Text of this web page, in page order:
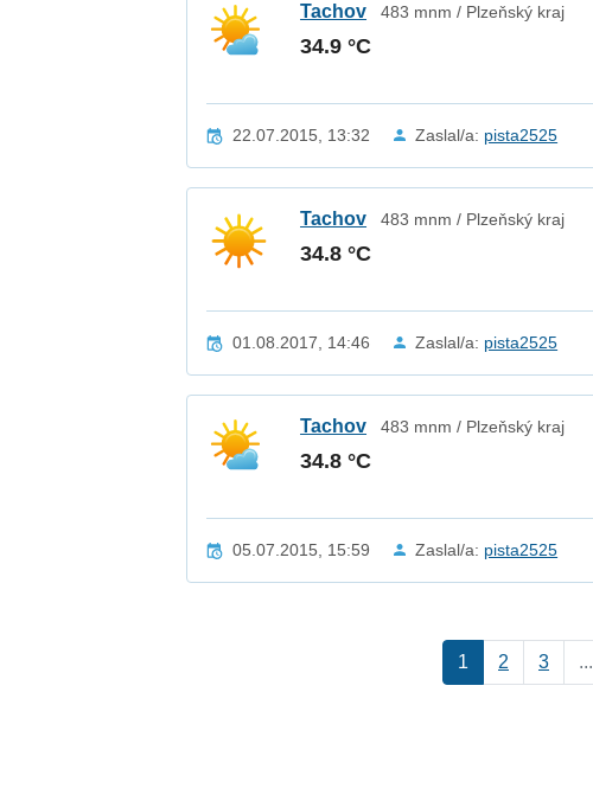
Tachov 483 mnm / Plzeňský kraj
34.9 °C
22.07.2015, 13:32 Zaslal/a: pista2525
Tachov 483 mnm / Plzeňský kraj
34.8 °C
01.08.2017, 14:46 Zaslal/a: pista2525
Tachov 483 mnm / Plzeňský kraj
34.8 °C
05.07.2015, 15:59 Zaslal/a: pista2525
1 2 3 ...